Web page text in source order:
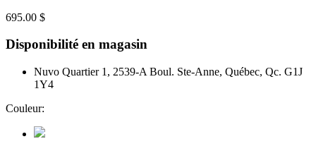
695.00 $
Disponibilité en magasin
Nuvo Quartier 1, 2539-A Boul. Ste-Anne, Québec, Qc. G1J
1Y4
Couleur: